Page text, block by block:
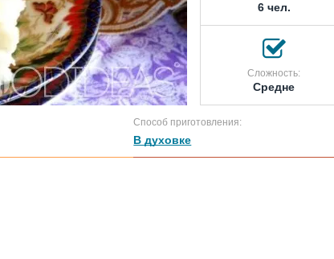
6 чел.
Сложность:
Средне
Способ приготовления:
В духовке